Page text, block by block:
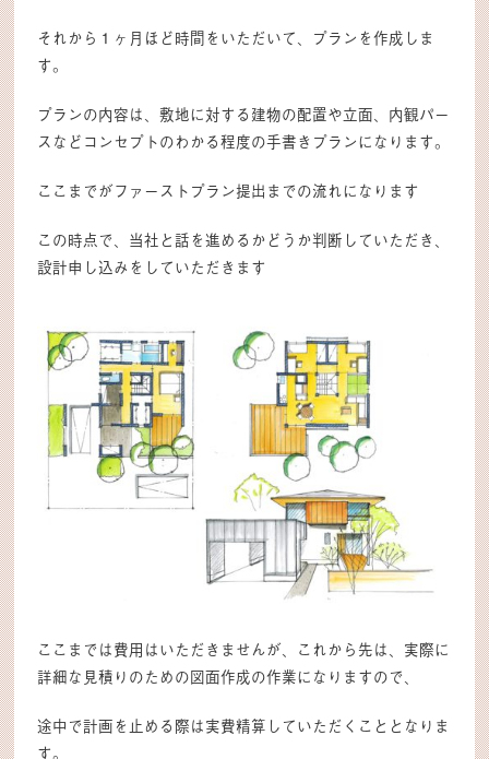
それから１ヶ月ほど時間をいただいて、プランを作成しま
す。
プランの内容は、敷地に対する建物の配置や立面、内観パー
スなどコンセプトのわかる程度の手書きプランになります。
ここまでがファーストプラン提出までの流れになります
この時点で、当社と話を進めるかどうか判断していただき、
設計申し込みをしていただきます
ここまでは費用はいただきませんが、これから先は、実際に
詳細な見積りのための図面作成の作業になりますので、
途中で計画を止める際は実費精算していただくこととなりま
す。